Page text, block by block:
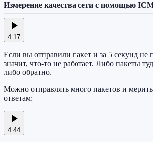
Измерение качества сети с помощью
4:17
Если вы отправили пакет и за 5 секунд не
значит, что-то не работает. Либо пакеты
либо обратно.
Можно отправлять много пакетов и мерить
ответам:
4:44